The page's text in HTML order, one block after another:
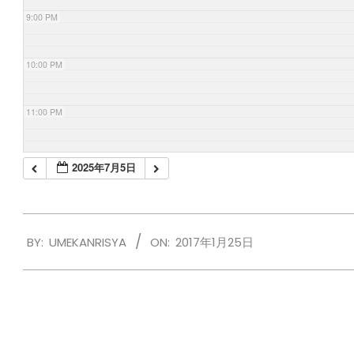
9:00 PM
10:00 PM
11:00 PM
2025年7月5日
01-
BY: UMEKANRISYA ON: 2017年1月25日